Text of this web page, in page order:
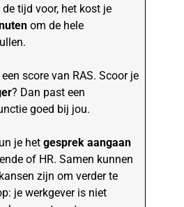
tijd voor, het kost je
om de hele
score van RAS. Scoor je
? Dan past een
goed bij jou.
je hetgesprek aangaan
of HR. Samen kunnen
zijn om verder te
je werkgever is niet